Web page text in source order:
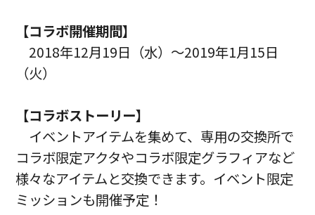
【コラボ開催期間】
2018年12月19日（水）～2019年1月15日
（火）
【コラボストーリー】
イベントアイテムを集めて、専用の交換所で
コラボ限定アクタやコラボ限定グラフィアなど
様々なアイテムと交換できます。イベント限定
ミッションも開催予定！